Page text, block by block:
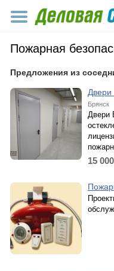
Пожарная
Предложения из
Двери
Брянск
Двери
15 000